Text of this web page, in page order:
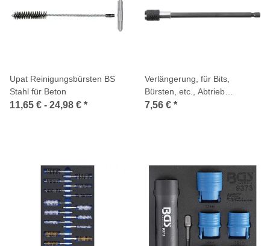
Upat Reinigungsbürsten BS
Stahl für Beton
11,65 € - 24,98 € *
Verlängerung, für Bits,
Bürsten, etc., Abtrieb
Innensechskant 6,3 mm (1/4
7,56 € *